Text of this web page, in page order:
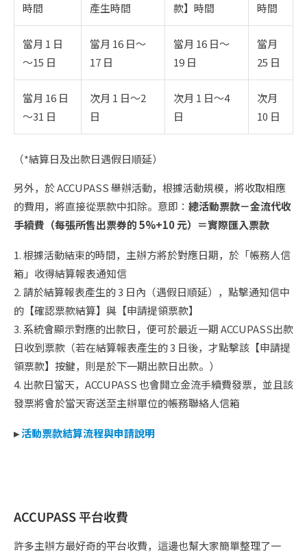
時間
產生時間
款】時間
時間
當月 1 日
～15 日
當月 16 日～
17 日
當月 16 日～
19 日
當月
25 日
當月 16 日
～31 日
次月 1 日～2
日
次月 1 日～4
日
次月
10 日
（*結算日及出款日遇假日順延）
另外，於 ACCUPASS 舉辦活動，根據活動規模，將收取相應
的費用，將直接從票款中扣除。意即： 總活動票款－金流代收
手續費（每張所售出票券的 5%+10 元）＝實際匯入票款
1. 根據活動結束的時間，主辦方將於對應日期，於「帳務人信
箱」收得結算報表通知信
2. 請於結算報表產生的 3 日內（遇假日順延），點擊通知信中
的【確認票款結算】與【申請提領票款】
3. 系統會顯示對應的出款日，便可於最近一期 ACCUPASS出款
日收到票款（若在結算報表產生的 3 日後，才點擊該【申請提
領票款】按鍵，則是於下一期出款日出款。）
4. 出款日當天，ACCUPASS 也會開立金流手續費發票，並且該
發票將會於當天寄送至主辦單位的帳務聯絡人信箱
▸活動票款結算流程與申請說明
ACCUPASS 平台收費
許多主辦方最好奇的平台收費，這邊也幫大家簡單整理了一